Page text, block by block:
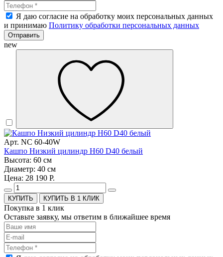
Я даю согласие на обработку моих персональных данных
и принимаю Политику обработки персональных данных
Отправить
new
Арт. NC 60-40W
Кашпо Низкий цилиндр H60 D40 белый
Высота: 60 см
Диаметр: 40 см
Цена: 28 190 Р.
КУПИТЬ В 1 КЛИК
Покупка в 1 клик
Оставьте заявку, мы ответим в ближайшее время